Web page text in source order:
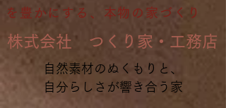
を豊かにする、本物の家づくり
自然素材のぬくもりと、
自分らしさが響き合う家
​株式会社 つくり家・工務店